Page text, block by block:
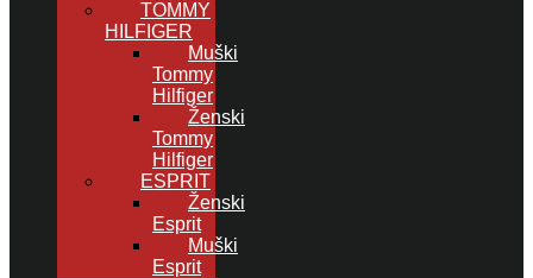
TOMMY
HILFIGER
Muški
Tommy
Hilfiger
Ženski
Tommy
Hilfiger
ESPRIT
Ženski
Esprit
Muški
Esprit